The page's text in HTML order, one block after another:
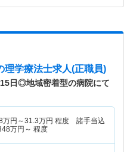
理学療法士求人(正職員)
日◎地域密着型の病院にて
万円～31.3万円 程度 諸手当込
万円～ 程度